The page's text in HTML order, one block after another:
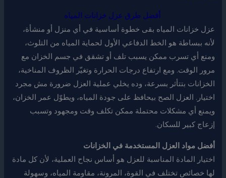
أفضل طرق عزل خزانات المياه
عزل خزانات المياه بقى خطوة أساسية في أي منزل أو منشأة،
لأنه ببساطة هو الخط الدفاعي الأول لحماية المياه من التلوث،
ومنع أي تسرب ممكن يسبب تلف أو تشقق في جسم الخزان مع
مرور الوقت. ومع ارتفاع درجات الحرارة وتغيّر الظروف المناخية،
الخزانات بتتأثر بسرعة، وده يخلي عملية العزل ضرورة مش مجرد
اختيار. العزل الصح بيحافظ على جودة المياه، ويطوّل عمر الخزان،
ويمنع أي مشكلات محتملة ممكن تكلف وقت ومجهود وتسبب
إزعاج كبير للسكان.
أفضل مواد العزل المستخدمة في الخزانات
اختيار المادة المناسبة للعزل هو أساس نجاح العملية، لأن كل مادة
لها خصائص تختلف في القوة، المرونة، مقاومة المياه، وسهولة